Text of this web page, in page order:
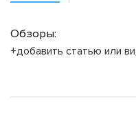
Обзоры:
+добавить статью или